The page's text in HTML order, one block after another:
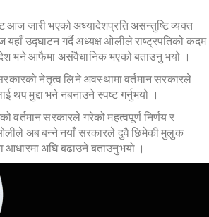
आज जारी भएको अध्यादेशप्रति असन्तुष्टि व्यक्त
उद्घाटन गर्दै अध्यक्ष ओलीले राष्ट्रपतिको कदम
भने आफैमा असंवैधानिक भएको बताउनु भयो ।
नेतृत्व लिने अवस्थामा वर्तमान सरकारले
थप मुद्दा भने नबनाउने स्पष्ट गर्नुभयो ।
सरकारले गरेको महत्वपूर्ण निर्णय र
ओलीले अब बन्ने नयाँ सरकारले दुवै छिमेकी मुलुक
आधारमा अघि बढाउने बताउनुभयो ।